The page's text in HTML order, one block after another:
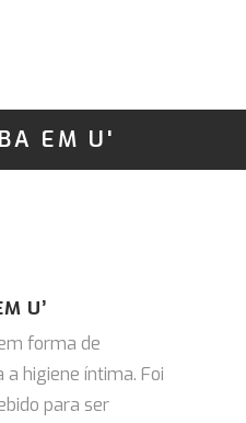
EM U'
U’
forma de
higiene íntima. Foi
para ser